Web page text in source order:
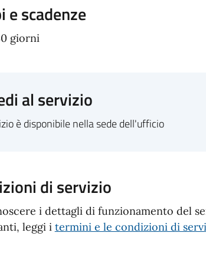
e scadenze
giorni
al servizio
è disponibile nella sede dell'ufficio
di servizio
i dettagli di funzionamento del
leggi i termini e le condizioni di